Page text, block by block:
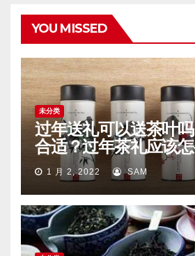
YOU MISSED
未分类
过年送礼可以送茶叶
合适？过年茶礼应该
1 月 2, 2022 SAM